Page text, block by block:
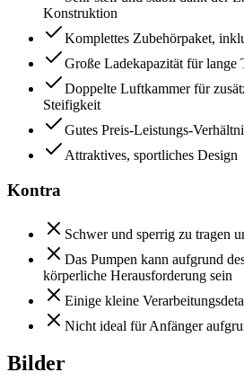
Konstruktion
Komplettes Zubehörpaket,
Große Ladekapazität für lange
Doppelte Luftkammer für
Steifigkeit
Gutes Preis-Leistungs-
Attraktives, sportliches Design
Kontra
Schwer und sperrig zu tragen
Das Pumpen kann aufgrund
körperliche Herausforderung sein
Einige kleine
Nicht ideal für Anfänger
Bilder